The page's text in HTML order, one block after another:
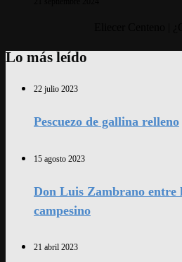
Lo más leído
22 julio 2023
Pescuezo de gallina relleno
15 agosto 2023
Don Luis Zambrano entre
campesino
21 abril 2023